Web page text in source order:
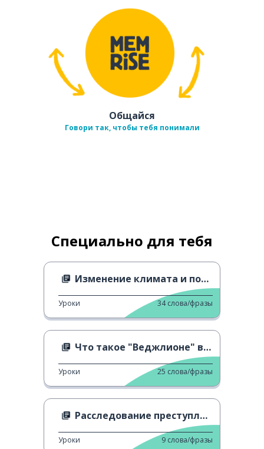
Общайся
Говори так, чтобы тебя понимали
Специально для тебя
Изменение климата и погода
Уроки 34 слова/фразы
Что такое "Веджлионе" в Италии?
Уроки 25 слова/фразы
Расследование преступления
Уроки 9 слова/фразы